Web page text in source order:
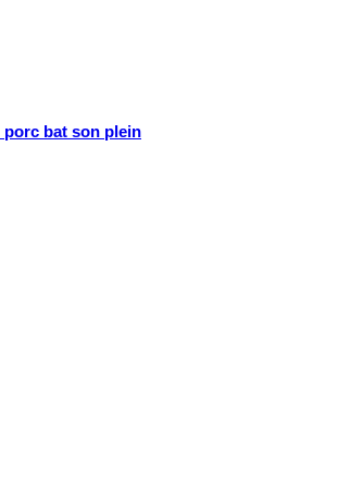
bat son plein